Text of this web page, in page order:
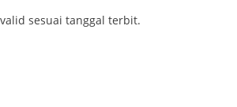
sesuai tanggal terbit.